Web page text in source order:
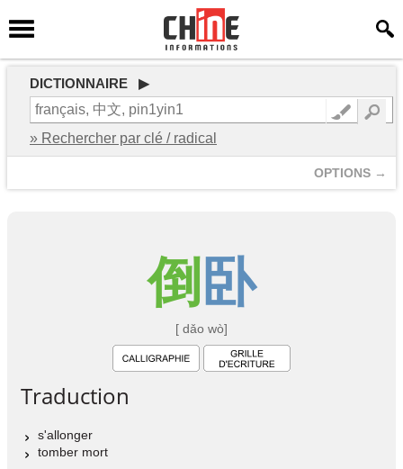
DICTIONNAIRE ▶
» Rechercher par clé / radical
OPTIONS →
倒卧
[ dǎo wò]
Traduction
s'allonger
tomber mort